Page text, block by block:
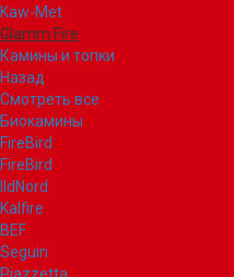
Kaw-Met
Glamm Fire
Камины и топки
Назад
Смотреть все
Биокамины
FireBird
FireBird
IldNord
Kalfire
BEF
Seguin